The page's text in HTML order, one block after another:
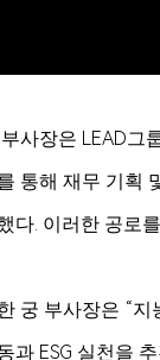
사장은 LEAD그
통해 재무 기획
다. 이러한 공로
궁 부사장은 “
과 ESG 실천을